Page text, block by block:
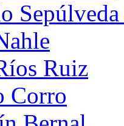
Ruiz
Corro